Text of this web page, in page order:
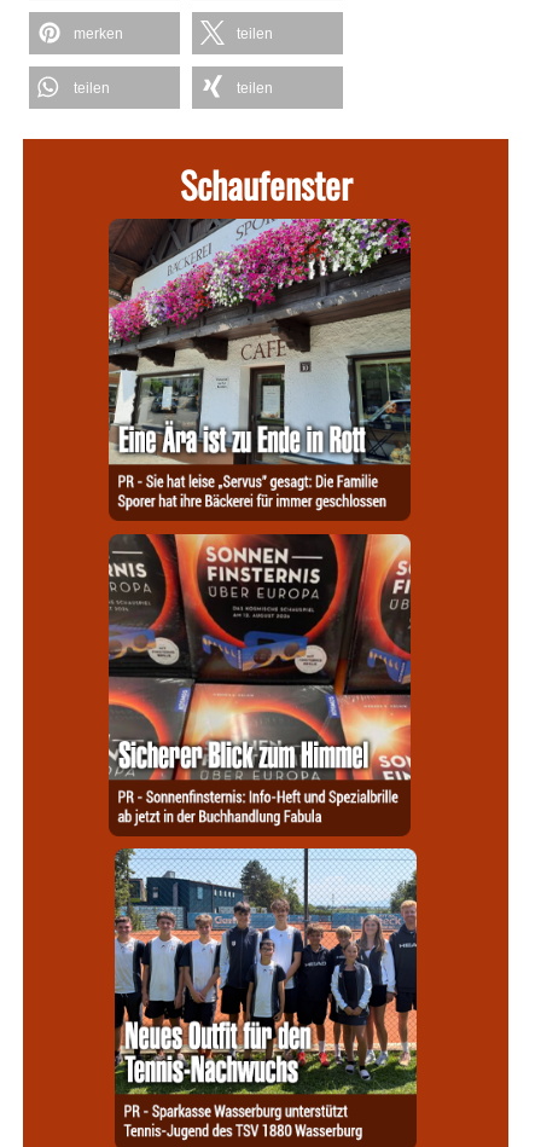
merken teilen
teilen teilen
Schaufenster